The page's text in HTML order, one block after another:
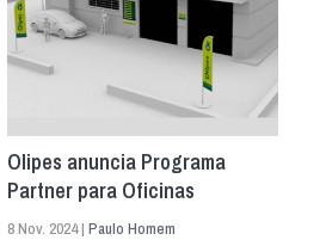
Olipes anuncia Programa
Partner para Oficinas
8 Nov. 2024 |Paulo Homem